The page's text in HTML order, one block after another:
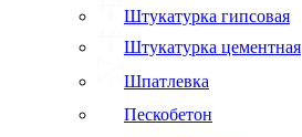
Штукатурка гипсовая
Штукатурка цементная
Шпатлевка
Пескобетон